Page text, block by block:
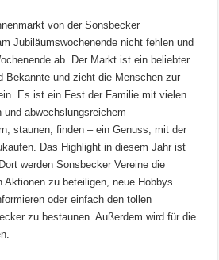
von der Sonsbecker
Jubiläumswochenende nicht fehlen und
ab. Der Markt ist ein beliebter
Bekannte und zieht die Menschen zur
Es ist ein Fest der Familie mit vielen
abwechslungsreichem
staunen, finden – ein Genuss, mit der
Das Highlight in diesem Jahr ist
werden Sonsbecker Vereine die
Aktionen zu beteiligen, neue Hobbys
oder einfach den tollen
zu bestaunen. Außerdem wird für die